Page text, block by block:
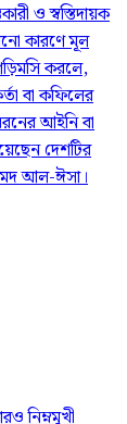
ও স্বস্তিদায়ক
কারণে মূল
করলে,
বা কফিলের
আইনি বা
দেশটির
আল-ঈসা।
নিম্নমুখী